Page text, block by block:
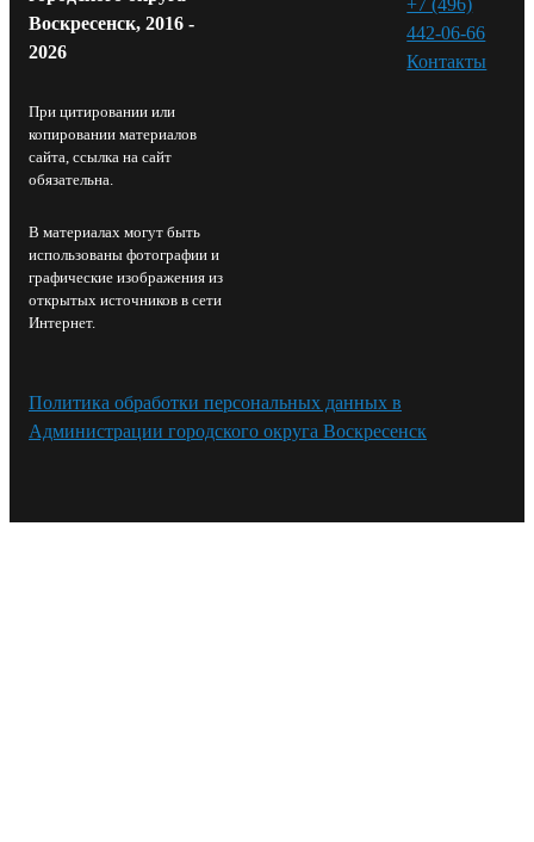
Воскресенск, 2016 -
2026
При цитировании или
копировании материалов
сайта, ссылка на сайт
обязательна.
В материалах могут быть
использованы фотографии и
графические изображения из
открытых источников в сети
Интернет.
442-06-66
Контакты⁠
Политика обработки персональных данных в
Администрации городского округа Воскресенск